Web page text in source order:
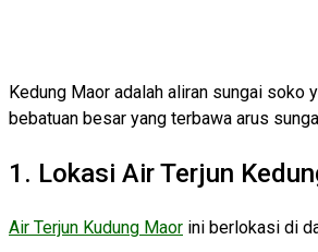
Kedung Maor adalah aliran sungai soko
bebatuan besar yang terbawa arus
1. Lokasi Air Terjun
Air Terjun Kudung Maor ini berlokasi di